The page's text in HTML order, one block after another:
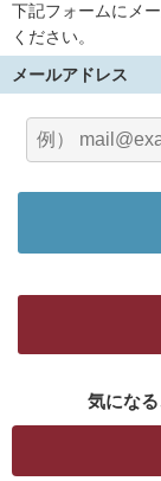
下記フォームにメ
ください。
メールアドレス
気にな
転職支援サービ